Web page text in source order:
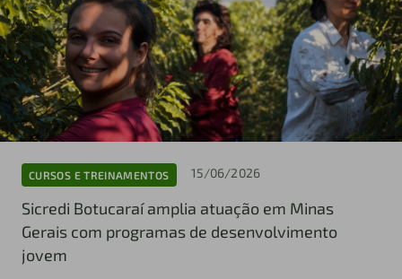
CURSOS E TREINAMENTOS 15/06/2026
Sicredi Botucaraí amplia atuação em Minas
Gerais com programas de desenvolvimento
jovem